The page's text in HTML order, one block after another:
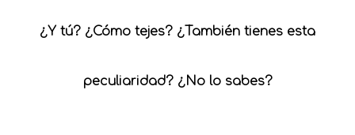
¿Y tú? ¿Cómo tejes? ¿También tienes esta
peculiaridad? ¿No lo sabes?